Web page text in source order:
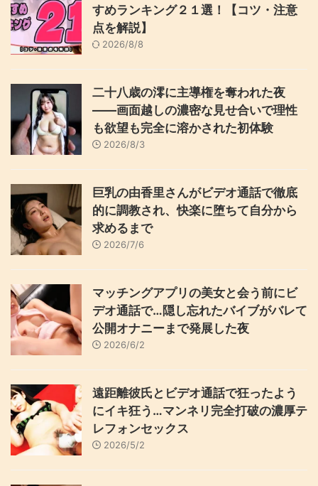
すめランキング２１選！【コツ・注意
点を解説】
2026/8/8
二十八歳の澪に主導権を奪われた夜
――画面越しの濃密な見せ合いで理性
も欲望も完全に溶かされた初体験
2026/8/3
巨乳の由香里さんがビデオ通話で徹底
的に調教され、快楽に堕ちて自分から
求めるまで
2026/7/6
マッチングアプリの美女と会う前にビ
デオ通話で…隠し忘れたバイブがバレて
公開オナニーまで発展した夜
2026/6/2
遠距離彼氏とビデオ通話で狂ったよう
にイキ狂う…マンネリ完全打破の濃厚テ
レフォンセックス
2026/5/2